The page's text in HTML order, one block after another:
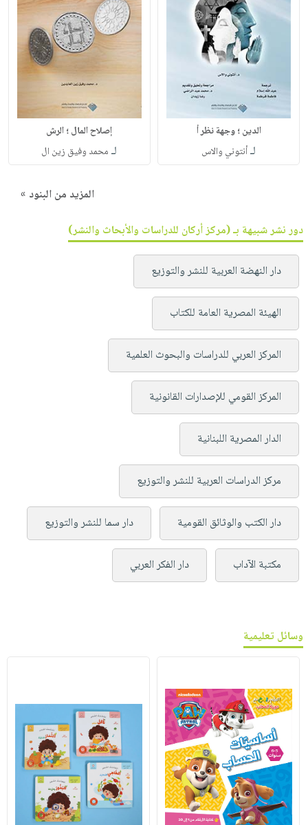
الدين ؛ وجهة نظر أ
لـأنتوني والاس
إصلاح المال ؛ الرش
لـ محمد وفيق زين ال
المزيد من البنود »
دور نشر شبيهة بـ (مركز أركان للدراسات والأبحاث والنشر)
دار النهضة العربية للنشر والتوزيع
الهيئة المصرية العامة للكتاب
المركز العربي للدراسات والبحوث العلمية
المركز القومي للإصدارات القانونية
الدار المصرية اللبنانية
مركز الدراسات العربية للنشر والتوزيع
دار الكتب والوثائق القومية دار سما للنشر والتوزيع
مكتبة الآداب دار الفكر العربي
وسائل تعليمية